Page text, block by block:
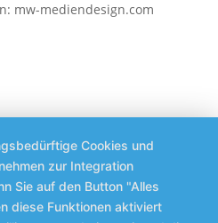
mw-mediendesign.com
Cookies und
zur Integration
Sie auf den Button "Alles
diese Funktionen aktiviert